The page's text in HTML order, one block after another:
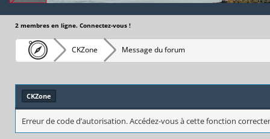
2 membres en ligne. Connectez-vous !
CKZone Message du forum
CKZone
Erreur de code d’autorisation. Accédez-vous à cette fonction